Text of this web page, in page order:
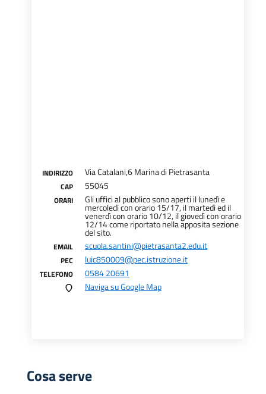
INDIRIZZO Via Catalani,6 Marina di Pietrasanta
CAP 55045
ORARI Gli uffici al pubblico sono aperti il lunedì e
mercoledì con orario 15/17, il martedì ed il
venerdì con orario 10/12, il giovedì con orario
12/14 come riportato nella apposita sezione
del sito.
EMAIL scuola.santini@pietrasanta2.edu.it
PEC luic850009@pec.istruzione.it
TELEFONO
0584 20691
Naviga su Google Map
Cosa serve